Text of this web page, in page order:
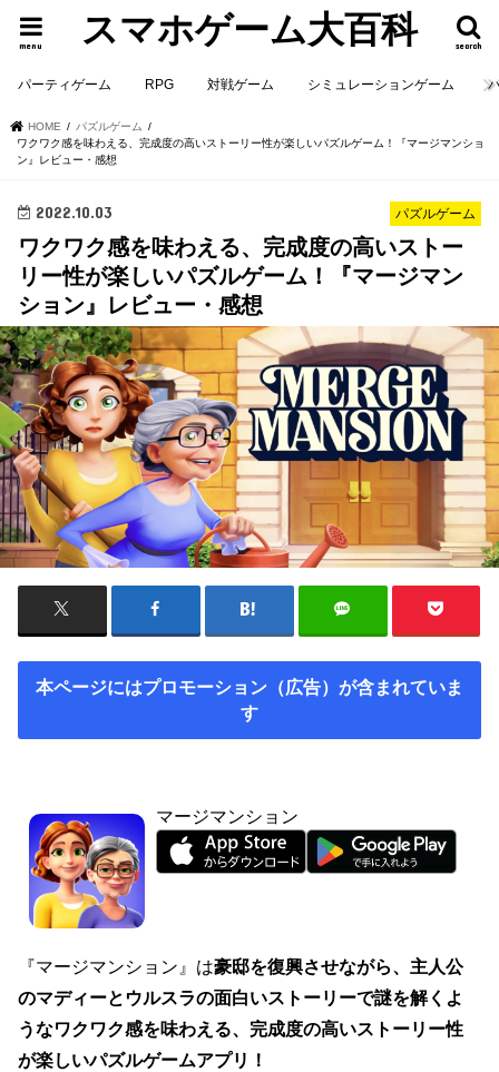
スマホゲーム大百科 search
menu
パーティゲーム RPG 対戦ゲーム シミュレーションゲーム
HOME
パズルゲーム
ワクワク感を味わえる、完成度の高いストーリー性が楽しいパズルゲーム！『マージマンショ
ン』レビュー・感想
パズルゲーム
2022.10.03
ワクワク感を味わえる、完成度の高いストー
リー性が楽しいパズルゲーム！『マージマン
ション』レビュー・感想
本ページにはプロモーション（広告）が含まれていま
す
マージマンション
『マージマンション』は豪邸を復興させながら、主人公
のマディーとウルスラの面白いストーリーで謎を解くよ
うなワクワク感を味わえる、完成度の高いストーリー性
が楽しいパズルゲームアプリ！